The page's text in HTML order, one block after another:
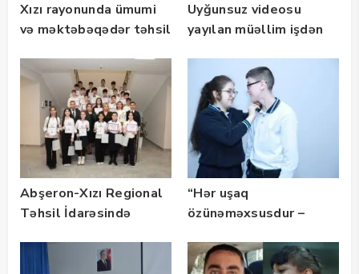
Xızı rayonunda ümumi
və məktəbəqədər təhsil
rəhbərləri ilə görüş
keçirilib
Uyğunsuz videosu
yayılan müəllim işdən
Abşeron-Xızı Regional
Təhsil İdarəsində
görüş keçirilib
“Hər uşaq
özünəməxsusdur –
sevgi də onlar